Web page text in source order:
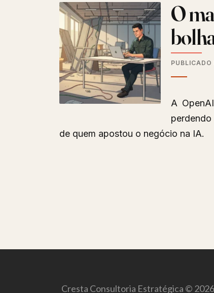
O
PUBLICADO
A
de quem apostou o negócio na IA.
Cresta Consultoria Estratégica ©